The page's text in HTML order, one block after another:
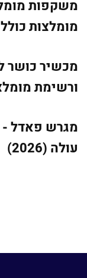
משקפות
מומלצות כולל
מכשיר כושר
ורשימת
מגרש פאדל
עולה (2026)